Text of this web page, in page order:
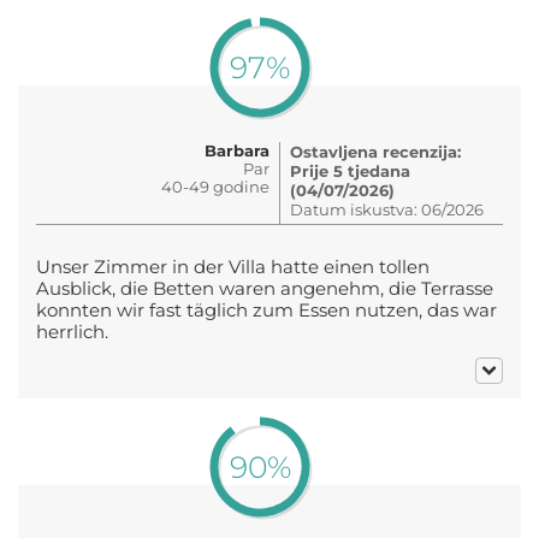
97%
Barbara
Par
40-49 godine
Ostavljena recenzija:
Prije 5 tjedana
(04/07/2026)
Datum iskustva: 06/2026
Unser Zimmer in der Villa hatte einen tollen
Ausblick, die Betten waren angenehm, die Terrasse
konnten wir fast täglich zum Essen nutzen, das war
herrlich.
90%